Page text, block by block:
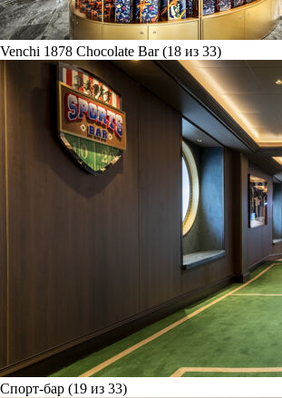
Venchi 1878 Chocolate Bar (18 из 33)
Спорт-бар (19 из 33)